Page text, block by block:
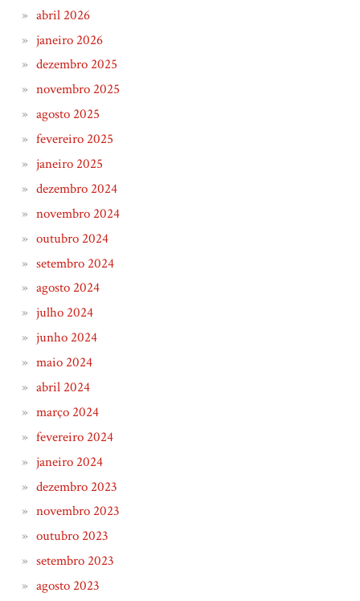
abril 2026
janeiro 2026
dezembro 2025
novembro 2025
agosto 2025
fevereiro 2025
janeiro 2025
dezembro 2024
novembro 2024
outubro 2024
setembro 2024
agosto 2024
julho 2024
junho 2024
maio 2024
abril 2024
março 2024
fevereiro 2024
janeiro 2024
dezembro 2023
novembro 2023
outubro 2023
setembro 2023
agosto 2023